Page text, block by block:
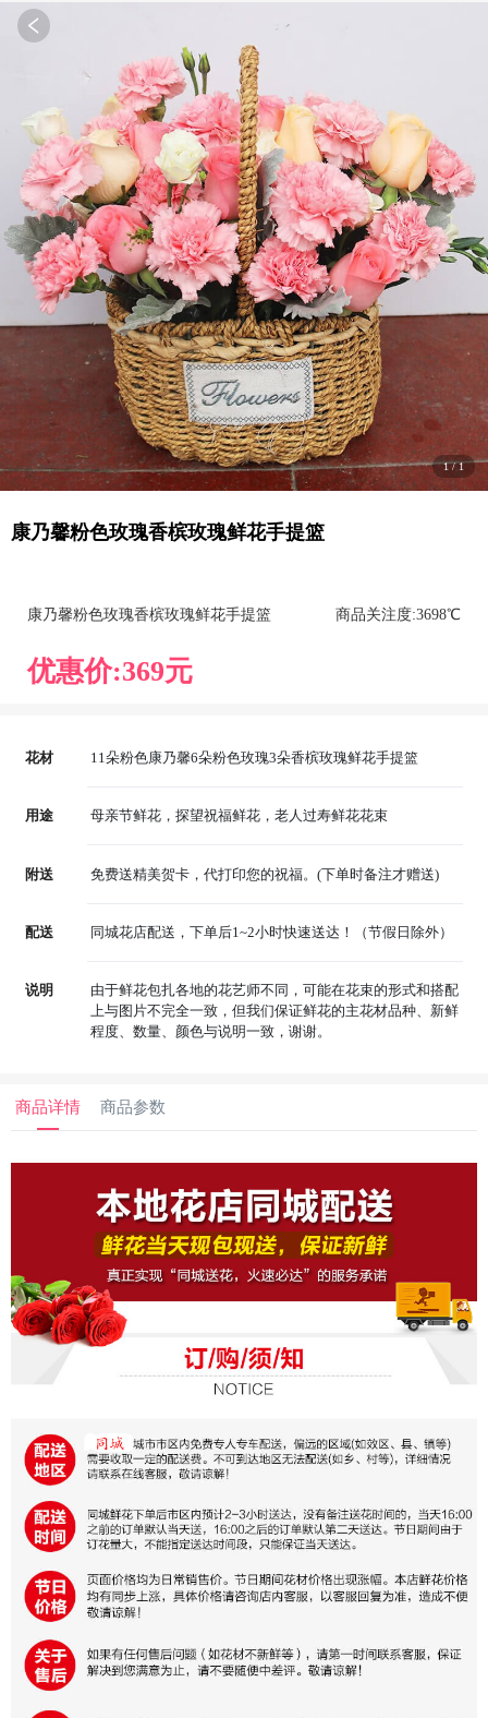
1/1
康乃馨粉色玫瑰香槟玫瑰鲜花手提篮
康乃馨粉色玫瑰香槟玫瑰鲜花手提篮 商品关注度:3698℃
优惠价:369元
花材 11朵粉色康乃馨6朵粉色玫瑰3朵香槟玫瑰鲜花手提篮
用途 母亲节鲜花，探望祝福鲜花，老人过寿鲜花花束
附送 免费送精美贺卡，代打印您的祝福。(下单时备注才赠送)
配送 同城花店配送，下单后1~2小时快速送达！（节假日除外）
说明
由于鲜花包扎各地的花艺师不同，可能在花束的形式和搭配
上与图片不完全一致，但我们保证鲜花的主花材品种、新鲜
程度、数量、颜色与说明一致，谢谢。
商品详情 商品参数